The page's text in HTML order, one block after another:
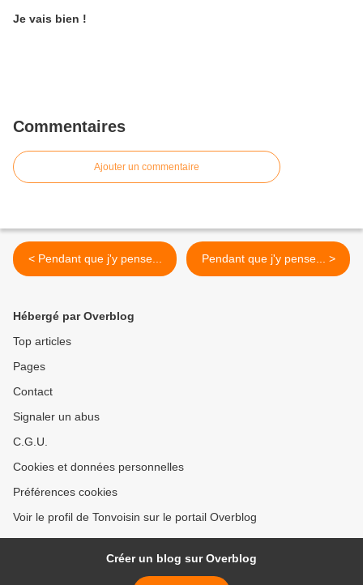
Je vais bien !
Commentaires
Ajouter un commentaire
< Pendant que j'y pense... Pendant que j'y pense... >
Hébergé par Overblog
Top articles
Pages
Contact
Signaler un abus
C.G.U.
Cookies et données personnelles
Préférences cookies
Voir le profil de Tonvoisin sur le portail Overblog
Créer un blog sur Overblog